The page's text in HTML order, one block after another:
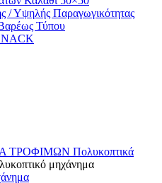
/ Υψηλής Παραγωγικότητας
Τύπου
ΤΡΟΦΙΜΩΝ Πολυκοπτικά
μηχάνημα